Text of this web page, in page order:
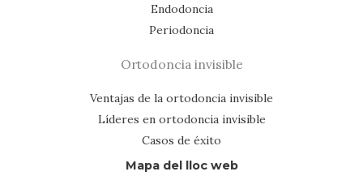
Endodoncia
Periodoncia
Ortodoncia invisible
Ventajas de la ortodoncia invisible
Líderes en ortodoncia invisible
Casos de éxito
Mapa del lloc web